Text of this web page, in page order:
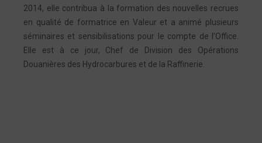
2014, elle contribua à la formation des nouvelles recrues
en qualité de formatrice en Valeur et a animé plusieurs
séminaires et sensibilisations pour le compte de l’Office.
Elle est à ce jour, Chef de Division des Opérations
Douanières des Hydrocarbures et de la Raffinerie.